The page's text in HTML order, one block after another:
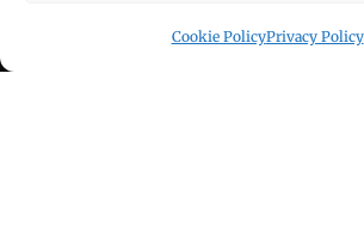
Cookie PolicyPrivacy Policy
Click to accept marketing